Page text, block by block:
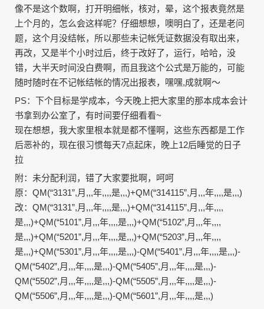
像不是这个数啊，打开明细帐，核对，晕，这个报表竟然是
上个月的，怎么会这样呢？仔细想想，噢明白了，还是老问
题，这个月没结帐，所以那些未记帐凭证数据没有取出来，
再改，又是半个小时过后，终于改好了，运行，哈哈，没
错，大半天时间没白费啊，而且我这个公式是万能的，可能
随时随时在不记帐结帐的情况出报表，嘿嘿,成就啊～
PS：下个目标是学成本，今天晚上把大家里的那本成本会计
书拿到办公室了，有时间要仔细看看~
现在想想，我大家里根本就是都不懂啊，这些东西都是工作
后恶补的，现在很习惯每天7点起床，晚上12后睡觉的日子
拉
附：未分配利润，错了大家要批啊，呵呵
原：QM(“3131”,月,,,年,,,,是,,,)+QM(“314115”,月,,,年,,,,是,,,)
改：QM(“3131”,月,,,年,,,,是,,,)+QM(“314115”,月,,,年,,,,
是,,,)+QM(“5101”,月,,,年,,,,是,,,)+QM(“5102”,月,,,年,,,,
是,,,)+QM(“5201”,月,,,年,,,,是,,,)+QM(“5203”,月,,,年,,,,
是,,,)+QM(“5301”,月,,,年,,,,是,,,)-QM(“5401”,月,,,年,,,,是,,,)-
QM(“5402”,月,,,年,,,,是,,,)-QM(“5405”,月,,,年,,,,是,,,)-
QM(“5502”,月,,,年,,,,是,,,)-QM(“5505”,月,,,年,,,,是,,,)-
QM(“5506”,月,,,年,,,,是,,,)-QM(“5601”,月,,,年,,,,是,,,)